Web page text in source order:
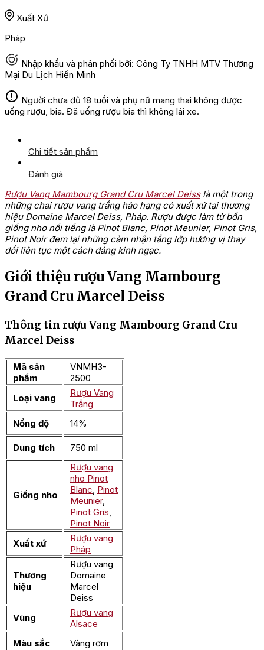
Xuất Xứ
Pháp
Nhập khẩu và phân phối bởi: Công Ty TNHH MTV Thương
Mại Du Lịch Hiền Minh
Người chưa đủ 18 tuổi và phụ nữ mang thai không được
uống rượu, bia. Đã uống rượu bia thì không lái xe.
Chi tiết sản phẩm
Đánh giá
Rượu Vang Mambourg Grand Cru Marcel Deisslà một trong
những chai rượu vang trắng hảo hạng có xuất xứ tại thương
hiệu Domaine Marcel Deiss, Pháp. Rượu được làm từ bốn
giống nho nổi tiếng là Pinot Blanc, Pinot Meunier, Pinot Gris,
Pinot Noir đem lại những cảm nhận tầng lớp hương vị thay
đổi liên tục một cách đáng kinh ngạc.
Giới thiệu rượu Vang Mambourg
Grand Cru Marcel Deiss
Thông tin rượu Vang Mambourg Grand Cru
Marcel Deiss
Mã sản
phẩm
VNMH3-
2500
Loại vang
Rượu Vang
Trắng
Nồng độ
14%
Dung tích 750 ml
Giống nho
Rượu vang
nho Pinot
Blanc, Pinot
Meunier,
Pinot Gris,
Pinot Noir
Xuất xứ
Rượu vang
Pháp
Thương
hiệu
Rượu vang
Domaine
Marcel
Deiss
Vùng
Rượu vang
Alsace
Màu sắc
Vàng rơm